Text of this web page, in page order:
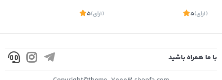
Wireless Charger 25W BS-
(1 رای)
5
(1 رای)
5
با ما همراه باشید